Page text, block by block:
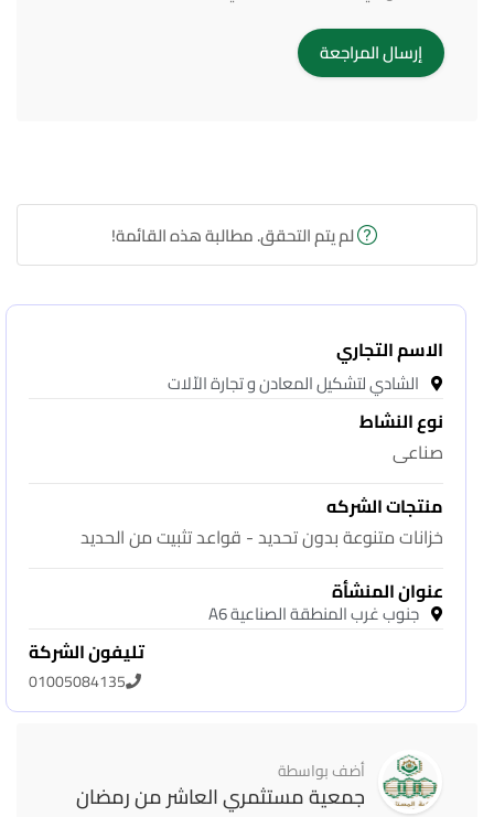
لم يتم التحقق. مطالبة هذه القائمة!
الاسم التجاري
الشادي لتشكيل المعادن و تجارة الاّلات
نوع النشاط
صناعى
منتجات الشركه
خزانات متنوعة بدون تحديد - قواعد تثبيت من الحديد
عنوان المنشأة
جنوب غرب المنطقة الصناعية A6
تليفون الشركة
01005084135
أضف بواسطة
جمعية مستثمري العاشر من رمضان